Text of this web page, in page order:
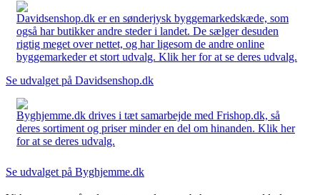
Davidsenshop.dk er en sønderjysk byggemarkedskæde, som
også har butikker andre steder i landet. De sælger desuden
rigtig meget over nettet, og har ligesom de andre online
byggemarkeder et stort udvalg. Klik her for at se deres udvalg.
Se udvalget på Davidsenshop.dk
Byghjemme.dk drives i tæt samarbejde med Frishop.dk, så
deres sortiment og priser minder en del om hinanden. Klik her
for at se deres udvalg.
Se udvalget på Byghjemme.dk